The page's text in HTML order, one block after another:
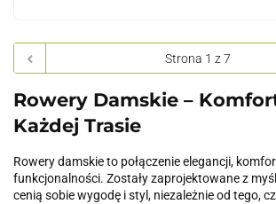
Rowery Damskie –
Każdej Trasie
Rowery damskie to połączenie elegancji,
funkcjonalności. Zostały zaprojektowane z
cenią sobie wygodę i styl, niezależnie od tego,